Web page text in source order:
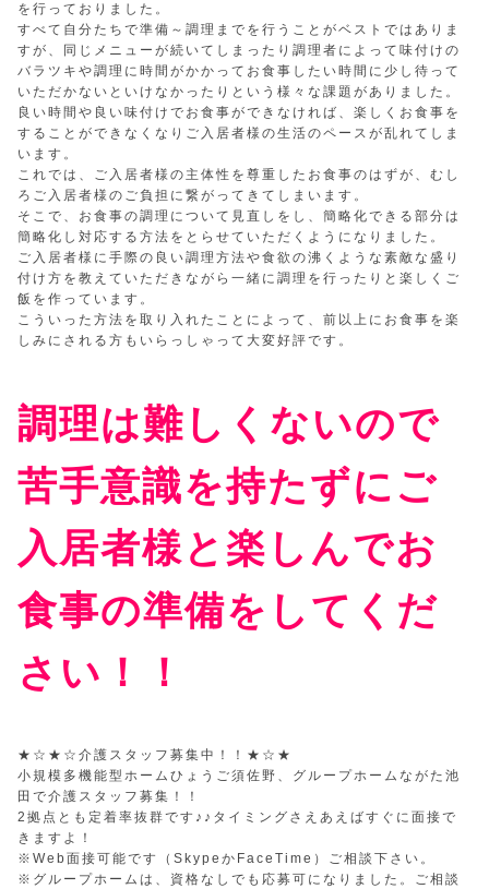
を行っておりました。
すべて自分たちで準備～調理までを行うことがベストではありま
すが、同じメニューが続いてしまったり調理者によって味付けの
バラツキや調理に時間がかかってお食事したい時間に少し待って
いただかないといけなかったりという様々な課題がありました。
良い時間や良い味付けでお食事ができなければ、楽しくお食事を
することができなくなりご入居者様の生活のペースが乱れてしま
います。
これでは、ご入居者様の主体性を尊重したお食事のはずが、むし
ろご入居者様のご負担に繋がってきてしまいます。
そこで、お食事の調理について見直しをし、簡略化できる部分は
簡略化し対応する方法をとらせていただくようになりました。
ご入居者様に手際の良い調理方法や食欲の沸くような素敵な盛り
付け方を教えていただきながら一緒に調理を行ったりと楽しくご
飯を作っています。
こういった方法を取り入れたことによって、前以上にお食事を楽
しみにされる方もいらっしゃって大変好評です。
調理は難しくないので
苦手意識を持たずにご
入居者様と楽しんでお
食事の準備をして くだ
さい！！
★☆★☆介護スタッフ募集中！！★☆★
小規模多機能型ホームひょうご須佐野、グループホームながた池
田で介護スタッフ募集！！
2拠点とも定着率抜群です♪♪タイミングさえあえばすぐに面接で
きますよ！
※Web面接可能です（SkypeかFaceTime）ご相談下さい。
※グループホームは、資格なしでも応募可になりました。ご相談